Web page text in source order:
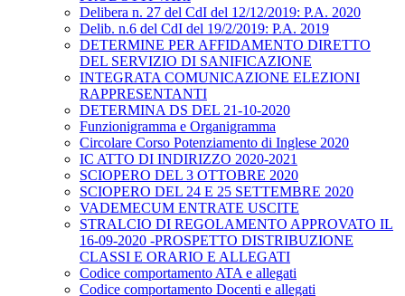
Delibera n. 27 del CdI del 12/12/2019: P.A. 2020
Delib. n.6 del CdI del 19/2/2019: P.A. 2019
DETERMINE PER AFFIDAMENTO DIRETTO
DEL SERVIZIO DI SANIFICAZIONE
INTEGRATA COMUNICAZIONE ELEZIONI
RAPPRESENTANTI
DETERMINA DS DEL 21-10-2020
Funzionigramma e Organigramma
Circolare Corso Potenziamento di Inglese 2020
IC ATTO DI INDIRIZZO 2020-2021
SCIOPERO DEL 3 OTTOBRE 2020
SCIOPERO DEL 24 E 25 SETTEMBRE 2020
VADEMECUM ENTRATE USCITE
STRALCIO DI REGOLAMENTO APPROVATO IL
16-09-2020 -PROSPETTO DISTRIBUZIONE
CLASSI E ORARIO E ALLEGATI
Codice comportamento ATA e allegati
Codice comportamento Docenti e allegati